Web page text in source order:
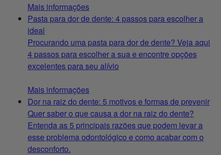
Mais informações
Pasta para dor de dente: 4 passos para escolher a
ideal
Procurando uma pasta para dor de dente? Veja aqui
4 passos para escolher a sua e encontre opções
excelentes para seu alívio
Mais informações
Dor na raiz do dente: 5 motivos e formas de prevenir
Quer saber o que causa a dor na raiz do dente?
Entenda as 5 principais razões que podem levar a
esse problema odontológico e como acabar com o
desconforto.